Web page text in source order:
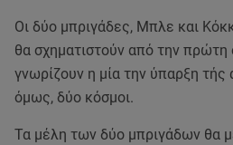
Οι δύο μπριγάδες, Μπλε και
θα σχηματιστούν από την πρώτη
γνωρίζουν η μία την ύπαρξη τής
όμως, δύο κόσμοι.
Τα μέλη των δύο μπριγάδων θα